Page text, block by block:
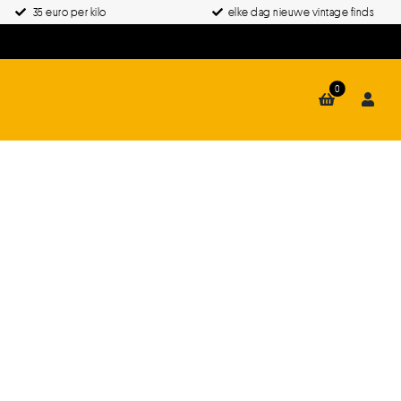
35 euro per kilo elke dag nieuwe vintage finds
0